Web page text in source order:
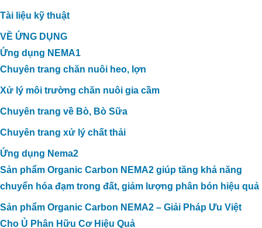
Tài liệu kỹ thuật
VỀ ỨNG DỤNG
Ứng dụng NEMA1
Chuyên trang chăn nuôi heo, lợn
Xử lý môi trường chăn nuôi gia cầm
Chuyên trang về Bò, Bò Sữa
Chuyên trang xử lý chất thải
Ứng dụng Nema2
Sản phẩm Organic Carbon NEMA2 giúp tăng khả năng
chuyển hóa đạm trong đất, giảm lượng phân bón hiệu quả
Sản phẩm Organic Carbon NEMA2 – Giải Pháp Ưu Việt
Cho Ủ Phân Hữu Cơ Hiệu Quả